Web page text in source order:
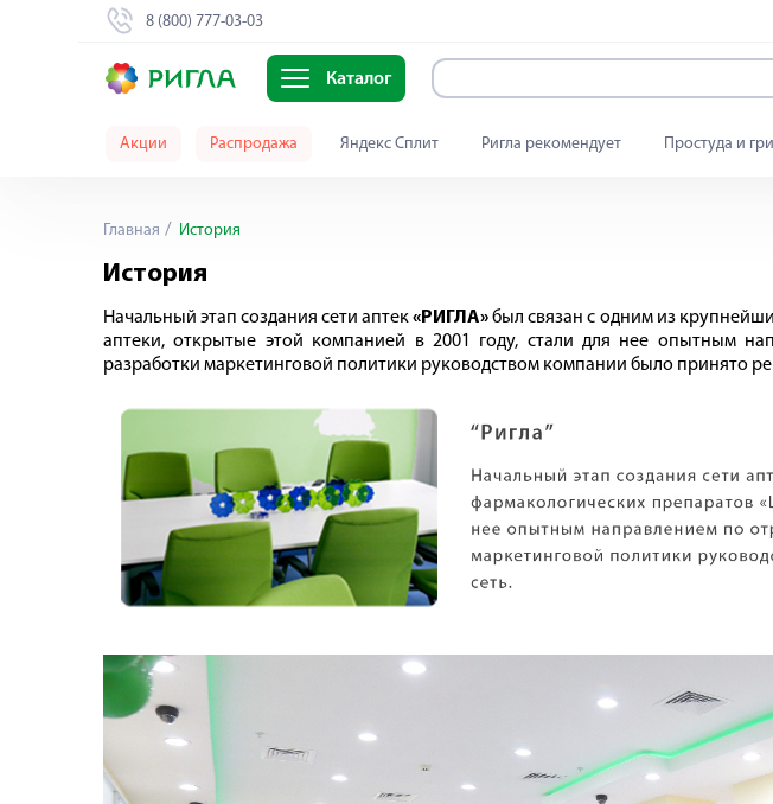
8 (800) 777-03-03
Каталог
Акции Распродажа Яндекс Сплит Ригла рекомендует Простуда и
Главная История
История
Начальный этап создания сети аптек«РИГЛА»был связан с одним из
аптеки, открытые этой компанией в 2001 году, стали для нее опытным
разработки маркетинговой политики руководством компании было принято